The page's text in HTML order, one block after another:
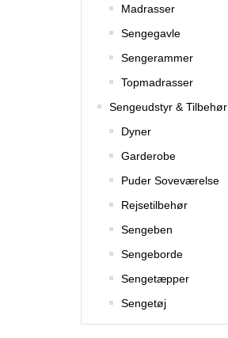
Madrasser
Sengegavle
Sengerammer
Topmadrasser
Sengeudstyr & Tilbehør
Dyner
Garderobe
Puder Soveværelse
Rejsetilbehør
Sengeben
Sengeborde
Sengetæpper
Sengetøj